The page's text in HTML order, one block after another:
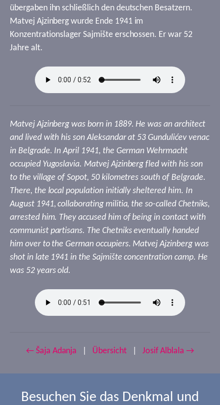
übergaben ihn schließlich den deutschen Besatzern.
Matvej Ajzinberg wurde Ende 1941 im
Konzentrationslager Sajmište erschossen. Er war 52
Jahre alt.
Matvej Ajzinberg was born in 1889. He was an architect
and lived with his son Aleksandar at 53 Gundulićev venac
in Belgrade. In April 1941, the German Wehrmacht
occupied Yugoslavia. Matvej Ajzinberg fled with his son
to the village of Sopot, 50 kilometres south of Belgrade.
There, the local population initially sheltered him. In
August 1941, collaborating militia, the so-called Chetniks,
arrested him. They accused him of being in contact with
communist partisans. The Chetniks eventually handed
him over to the German occupiers. Matvej Ajzinberg was
shot in late 1941 in the Sajmište concentration camp. He
was 52 years old.
← Šaja Adanja Übersicht Josif Alblala →
Besuchen Sie das Denkmal und